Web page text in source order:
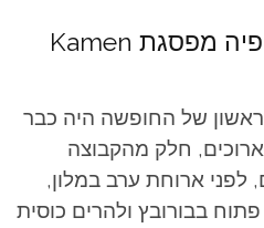
ויטושה ותצפית על סופיה מפסגת Kamen
של החופשה היה כבר
חלק מהקבוצה
לפני ארוחת ערב במלון,
בבורובץ ולהרים כוסית